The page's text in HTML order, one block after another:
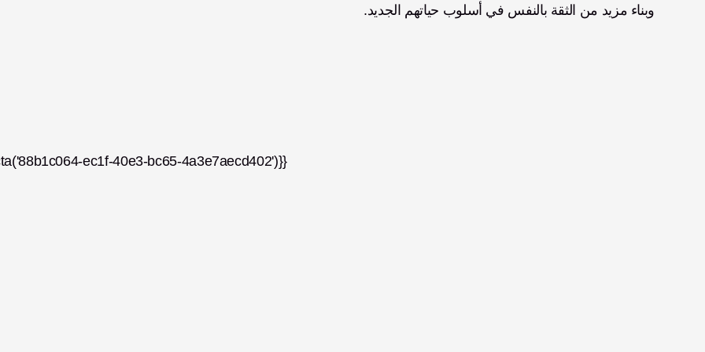
وبناء مزيد من الثقة بالنفس في أسلوب حياتهم الجديد.
ec1f-40e3-bc65-4a3e7aecd402')}}